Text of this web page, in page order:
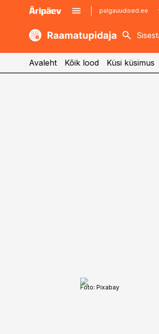
palgauudised.ee
kaubandus.ee
kinnisvarauudised.ee
Avaleht Kõik lood Küsi küsimus
Foto: Pixabay